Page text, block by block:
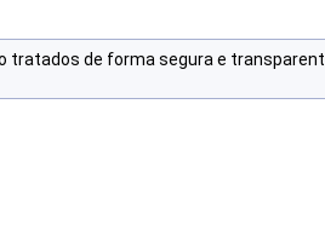
tratados de forma segura e